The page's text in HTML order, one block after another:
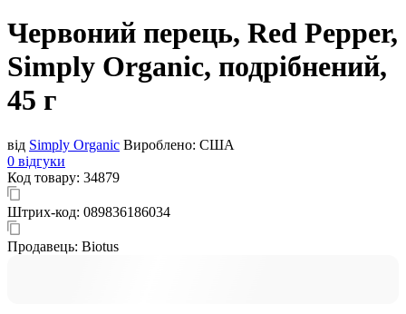
Червоний перець, Red Pepper,
Simply Organic, подрібнений,
45 г
від Simply Organic Вироблено: США
0 відгуки
Код товару: 34879
Штрих-код: 089836186034
Продавець: Biotus